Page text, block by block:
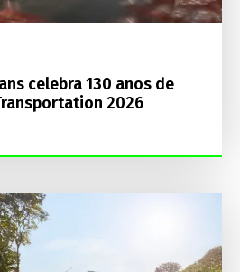
celebra 130 anos de
2026